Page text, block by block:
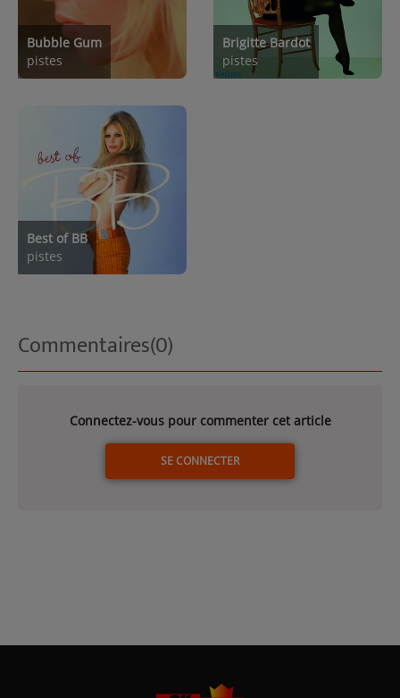
Bubble Gum
pistes
Brigitte Bardot
pistes
Best of BB
pistes
Commentaires(0)
Connectez-vous pour commenter cet article
SE CONNECTER